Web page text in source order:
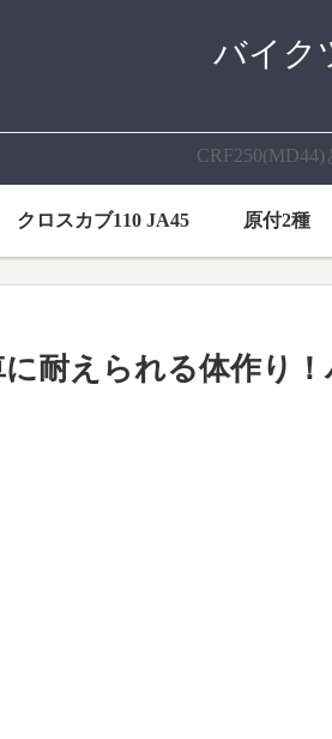
バイク
クロスカブ110 JA45 原付2種
耐えられる体作り